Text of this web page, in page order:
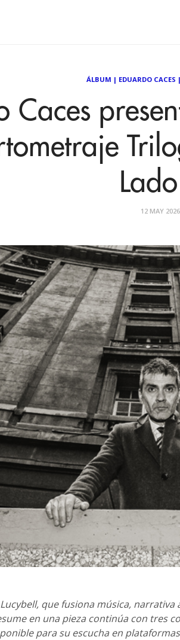
ÁLBUM | EDUARDO CACES |
Caces
12 MAY 2026
que fusiona música, narrativa
en una pieza continúa con tres
para su escucha en